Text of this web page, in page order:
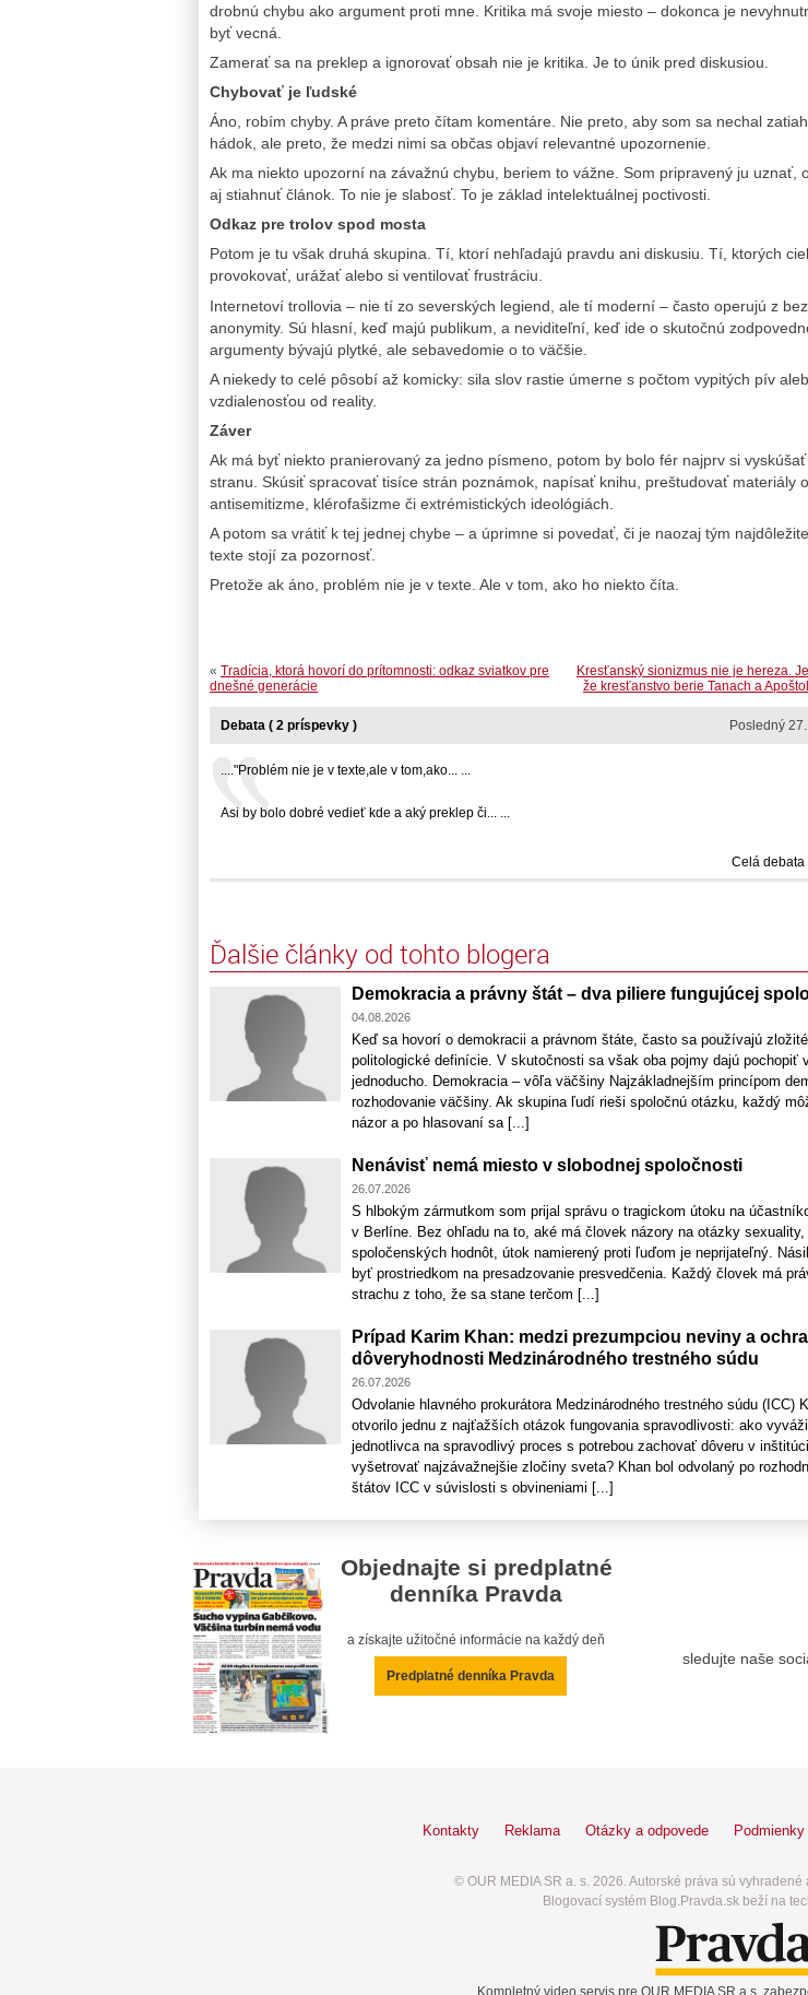
drobnú chybu ako argument proti mne. Kritika má svoje miesto – dokonca je
byť vecná.
Zamerať sa na preklep a ignorovať obsah nie je kritika. Je to únik pred diskusiou.
Chybovať je ľudské
Áno, robím chyby. A práve preto čítam komentáre. Nie preto, aby som sa nechal
hádok, ale preto, že medzi nimi sa občas objaví relevantné upozornenie.
Ak ma niekto upozorní na závažnú chybu, beriem to vážne. Som pripravený ju uznať,
aj stiahnuť článok. To nie je slabosť. To je základ intelektuálnej poctivosti.
Odkaz pre trolov spod mosta
Potom je tu však druhá skupina. Tí, ktorí nehľadajú pravdu ani diskusiu. Tí, ktorých
provokovať, urážať alebo si ventilovať frustráciu.
Internetoví trollovia – nie tí zo severských legiend, ale tí moderní – často operujú z
anonymity. Sú hlasní, keď majú publikum, a neviditeľní, keď ide o skutočnú
argumenty bývajú plytké, ale sebavedomie o to väčšie.
A niekedy to celé pôsobí až komicky: sila slov rastie úmerne s počtom vypitých pív
vzdialenosťou od reality.
Záver
Ak má byť niekto pranierovaný za jedno písmeno, potom by bolo fér najprv si
stranu. Skúsiť spracovať tisíce strán poznámok, napísať knihu, preštudovať materiály o
antisemitizme, klérofašizme či extrémistických ideológiách.
A potom sa vrátiť k tej jednej chybe – a úprimne si povedať, či je naozaj tým
texte stojí za pozornosť.
Pretože ak áno, problém nie je v texte. Ale v tom, ako ho niekto číta.
Kresťanský sionizmus nie je hereza.
že kresťanstvo berie Tanach a
« Tradícia, ktorá hovorí do prítomnosti: odkaz sviatkov pre
dnešné generácie
Posledný
Debata ( 2 príspevky )
...."Problém nie je v texte,ale v tom,ako... ...
Asi by bolo dobré vedieť kde a aký preklep či... ...
Celá debata
Ďalšie články od tohto blogera
Demokracia a právny štát – dva piliere fungujúcej
04.08.2026
Keď sa hovorí o demokracii a právnom štáte, často sa používajú
politologické definície. V skutočnosti sa však oba pojmy dajú pochopiť
jednoducho. Demokracia – vôľa väčšiny Najzákladnejším princípom
rozhodovanie väčšiny. Ak skupina ľudí rieši spoločnú otázku, každý
názor a po hlasovaní sa [...]
Nenávisť nemá miesto v slobodnej spoločnosti
26.07.2026
S hlbokým zármutkom som prijal správu o tragickom útoku na
v Berlíne. Bez ohľadu na to, aké má človek názory na otázky sexuality,
spoločenských hodnôt, útok namierený proti ľuďom je neprijateľný.
byť prostriedkom na presadzovanie presvedčenia. Každý človek má
strachu z toho, že sa stane terčom [...]
Prípad Karim Khan: medzi prezumpciou neviny a
dôveryhodnosti Medzinárodného trestného súdu
26.07.2026
Odvolanie hlavného prokurátora Medzinárodného trestného súdu (ICC)
otvorilo jednu z najťažších otázok fungovania spravodlivosti: ako
jednotlivca na spravodlivý proces s potrebou zachovať dôveru v
vyšetrovať najzávažnejšie zločiny sveta? Khan bol odvolaný po
štátov ICC v súvislosti s obvineniami [...]
Objednajte si predplatné
denníka Pravda
a získajte užitočné informácie na každý deň
Predplatné denníka Pravda
sledujte naše
Kontakty Reklama Otázky a odpovede
© OUR MEDIA SR a. s. 2026. Autorské práva sú
Blogovací systém Blog.Pravda.sk beží na
Kompletný video servis pre OUR MEDIA SR a.s.